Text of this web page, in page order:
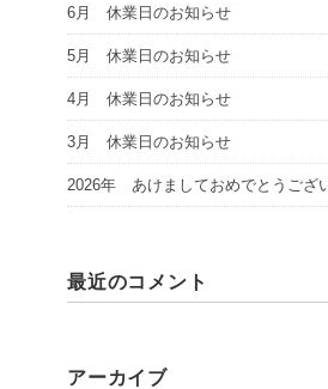
6月 休業日のお知らせ
5月 休業日のお知らせ
4月 休業日のお知らせ
3月 休業日のお知らせ
2026年 あけましておめでとうござ
最近のコメント
アーカイブ